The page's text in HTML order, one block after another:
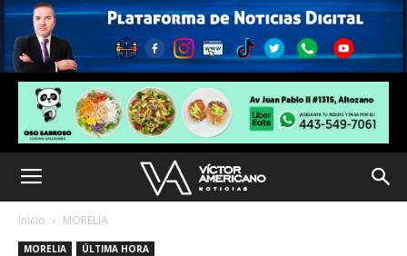
Inicio MORELIA
MORELIA ÚLTIMA HORA